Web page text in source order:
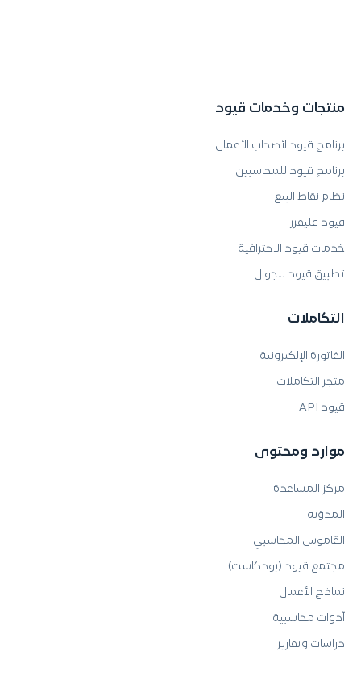
منتجات وخدمات قيود
برنامج قيود لأصحاب الأعمال
برنامج قيود للمحاسبين
نظام نقاط البيع
قيود فليفرز
خدمات قيود الاحترافية
تطبيق قيود للجوال
التكاملات
الفاتورة الإلكترونية
متجر التكاملات
قيود API
موارد ومحتوى
مركز المساعدة
المدوّنة
القاموس المحاسبي
مجتمع قيود (بودكاست)
نماذج الأعمال
أدوات محاسبية
دراسات وتقارير